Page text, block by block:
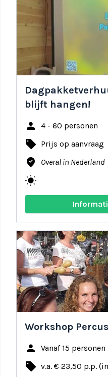
blijft hangen!
person 4 - 60 personen
local_offer Prijs op aanvraag
where_to_vote Overal in Nederland
wb_sunny
Workshop
person Vanaf 15 personen
local_offer v.a. € 23,50 p.p.